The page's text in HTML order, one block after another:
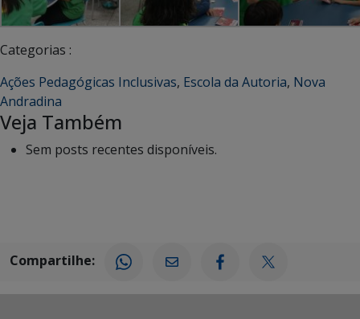
Categorias :
Ações Pedagógicas Inclusivas, Escola da Autoria, Nova
Andradina
Veja Também
Sem posts recentes disponíveis.
Compartilhe: